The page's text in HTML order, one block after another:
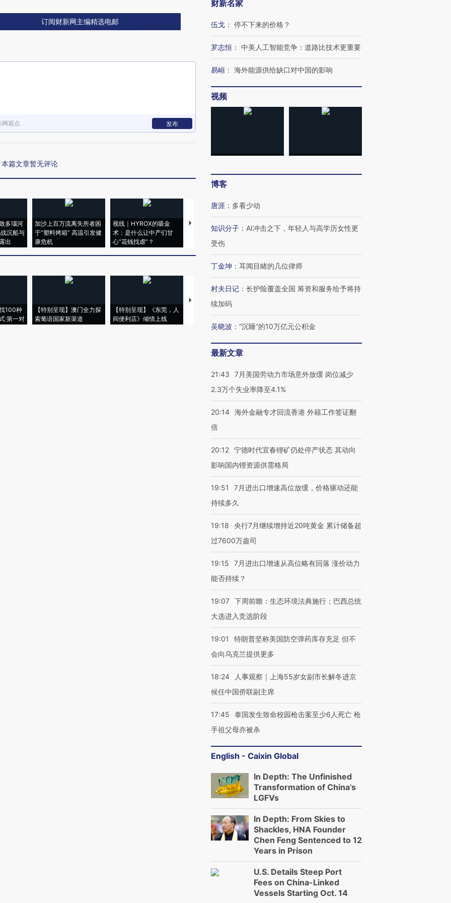
订阅财新网主编精选电邮
网观点 发布
本篇文章暂无评论
多瑙河
沉船与
出
加沙上百万流离失所者困
于“塑料烤箱” 高温引发健
康危机
视线｜HYROX的吸金
术：是什么让中产们甘
心“花钱找虐”？
马航飞行员跨国走私7万
粒摇头丸 尿检体内含3种
视线｜被称为“蟑螂”的印
度Z世代 用街头抗争将教
视线｜“入侵”还是“人道危
机”？难民潮撕裂西班牙
100种
·第一对
【特别呈现】澳门全力探
索葡语国家新渠道
【特别呈现】《东莞，人
间便利店》倾情上线
【推广】走进第四届链博
会，让数智科技“链”接产
财新名家
伍戈 ： 停不下来的价格？
罗志恒 ： 中美人工智能竞争：道路比技术更重要
易峘 ： 海外能源供给缺口对中国的影响
视频
博客
唐涯 ： 多看少动
知识分子 ： AI冲击之下，年轻人与高学历女性更
受伤
丁金坤 ： 耳闻目睹的几位律师
村夫日记 ： 长护险覆盖全国 筹资和服务给予将持
续加码
吴晓波 ： “沉睡”的10万亿元公积金
最新文章
21:43
7月美国劳动力市场意外放缓 岗位减少
2.3万个失业率降至4.1%
20:14 海外金融专才回流香港 外籍工作签证翻
倍
20:12 宁德时代宜春锂矿仍处停产状态 其动向
影响国内锂资源供需格局
19:51
7月进出口增速高位放缓，价格驱动还能
持续多久
19:18
央行7月继续增持近20吨黄金 累计储备超
过7600万盎司
19:15
7月进出口增速从高位略有回落 涨价动力
能否持续？
19:07 下周前瞻：生态环境法典施行；巴西总统
大选进入竞选阶段
19:01
特朗普坚称美国防空弹药库存充足 但不
会向乌克兰提供更多
18:24
人事观察｜上海55岁女副市长解冬进京
候任中国侨联副主席
17:45
泰国发生致命校园枪击案至少6人死亡 枪
手祖父母亦被杀
English - Caixin Global
In Depth: The Unfinished
Transformation of China’s
LGFVs
In Depth: From Skies to
Shackles, HNA Founder
Chen Feng Sentenced to 12
Years in Prison
U.S. Details Steep Port
Fees on China-Linked
Vessels Starting Oct. 14